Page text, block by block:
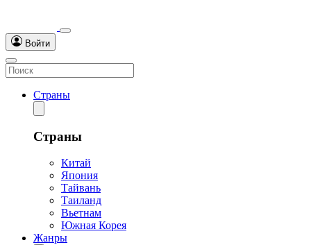
Войти
Страны
Страны
Китай
Япония
Тайвань
Таиланд
Вьетнам
Южная Корея
Жанры